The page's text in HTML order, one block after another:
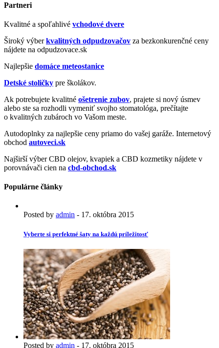
Partneri
Kvalitné a spoľahlivé vchodové dvere
Široký výberkvalitných odpudzovačov za bezkonkurenčné ceny
nájdete na odpudzovace.sk
Najlepšie domáce meteostanice
Detské stoličky pre školákov.
Ak potrebujete kvalitné ošetrenie zubov, prajete si nový úsmev
alebo ste sa rozhodli vymeniť svojho stomatológa, prečítajte
o kvalitných zubároch vo Vašom meste.
Autodoplnky za najlepšie ceny priamo do vašej garáže. Internetový
obchod autoveci.sk
Najširší výber CBD olejov, kvapiek a CBD kozmetiky nájdete v
porovnávači cien na cbd-obchod.sk
Populárne články
Posted by admin - 17. októbra 2015
Vyberte si perfektné šaty na každú príležitosť
Posted by admin - 17. októbra 2015